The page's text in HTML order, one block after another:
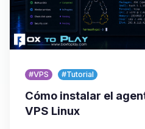
#VPS #Tutorial
Cómo instalar el
VPS Linux